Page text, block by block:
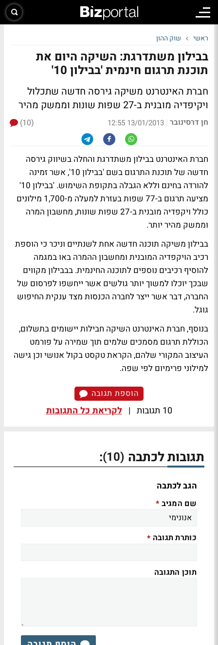
ראשי שוק ההון
בבילון משתדרגת: השיקה היום את
תוכנת תרגום חינמית 'בבילון 10'
חברת האינטרנט משיקה גירסה חדשה שתכלול
ויקיפדיה מובנית ב-27 שפות שונות וממשק מהיר
חן דרסינובר |
13/01/2013 12:55
(10)
חברת האינטרנט בבילון משתדרגת והחלה בשיווק גירסה
חדשה של תוכנת התרגום בשם 'בבילון 10', אשר זמינה
להורדה בחינם וללא הגבלה בתקופת השימוש. 'בבילון 10'
מציעה תרגום ב-77 שפות בעזרת למעלה מ-1,700 מילונים
כולל ויקפדיה מובנית ב-27 שפות שונות, מחשבון המרה
וממשק מהיר יותר.
בבילון משיקה תוכנה חדשה אחת לשנתיים וניכר כי הוספת
רכיב הויקפדיה המובנית ומחשבון ההמרה באו במגמה
להוסיף רכיבים נוספים לתוכנה החינמית. בבבילון מקווים
שבכך יוכלו למשוך יותר גולשים אשר ייחשפו לפרסום של
החברה, דבר אשר ייצר לחברה הכנסות מצד ענקית החיפוש
גוגל.
בנוסף, חברת האינטרנט השיקה חבילות יישומים בתשלום,
הכוללת תרגום מסמכים שלמים תוך שמירה על פורמט
העיצוב המקורי שלהם, הקראת טקסט בקול אנושי וכן גישה
למילוני פרימיום לפי שפה.
הוספת תגובה
10 תגובות | לקריאת כל התגובות
תגובות לכתבה (10)
:
הגב לכתבה
שם המגיב *
כותרת תגובה *
תוכן התגובה